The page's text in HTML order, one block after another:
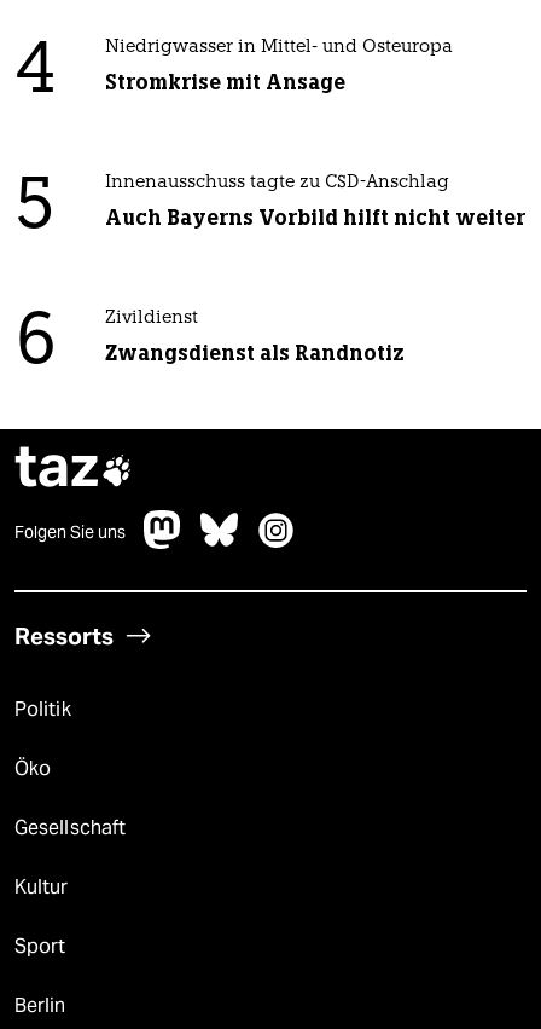
4 Niedrigwasser in Mittel- und Osteuropa
Stromkrise mit Ansage
5 Innenausschuss tagte zu CSD-Anschlag
Auch Bayerns Vorbild hilft nicht weiter
6 Zivildienst
Zwangsdienst als Randnotiz
taz
Folgen Sie uns
Ressorts
Politik
Öko
Gesellschaft
Kultur
Sport
Berlin